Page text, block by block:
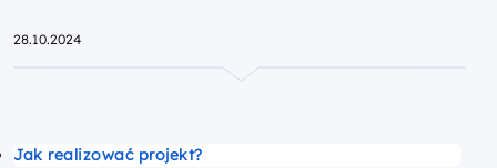
28.10.2024
Jak realizować projekt?